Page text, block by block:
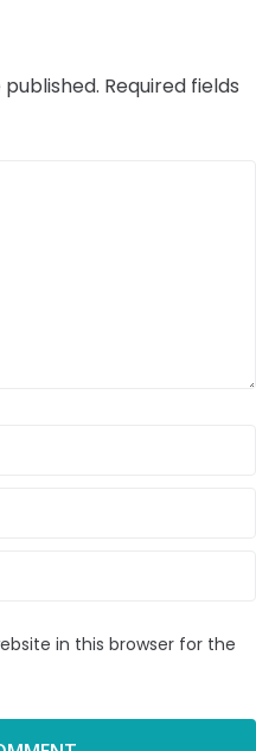
Required fields
in this browser for the